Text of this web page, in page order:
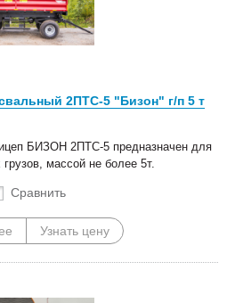
2ПТС-5 "Бизон" г/п 5 т
БИЗОН 2ПТС-5 предназначен для
массой не более 5т.
Сравнить
Узнать цену